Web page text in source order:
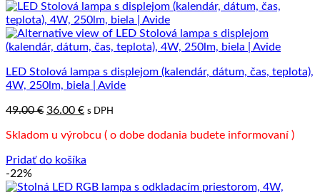
LED Stolová lampa s displejom (kalendár, dátum, čas, teplota),
4W, 250lm, biela | Avide
49.00€ Pôvodná
bola:
36.00 €Aktuálna
je:
s DPH
Skladom u výrobcu ( o dobe dodania budete informovaní )
Pridať do košíka
-22%